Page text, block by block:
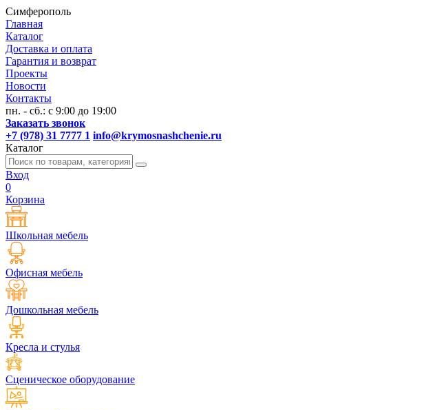
Симферополь
Главная
Каталог
Доставка и оплата
Гарантия и возврат
Проекты
Новости
Контакты
пн. - сб.: с 9:00 до 19:00
Заказать звонок
+7 (978) 31 7777 1 info@krymosnashchenie.ru
Каталог
Вход
0
Корзина
Школьная мебель
Офисная мебель
Дошкольная мебель
Кресла и стулья
Сценическое оборудование